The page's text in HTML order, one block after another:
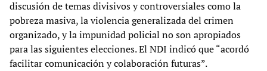
discusión de temas divisivos y controversiales como la
pobreza masiva, la violencia generalizada del crimen
organizado, y la impunidad policial no son apropiados
para las siguientes elecciones. El NDI indicó que “acordó
facilitar comunicación y colaboración futuras”.